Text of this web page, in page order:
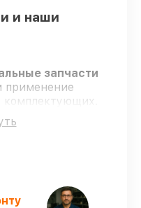
и наши
запчасти
применение
комплектующих.
мастера
что
оговоренные